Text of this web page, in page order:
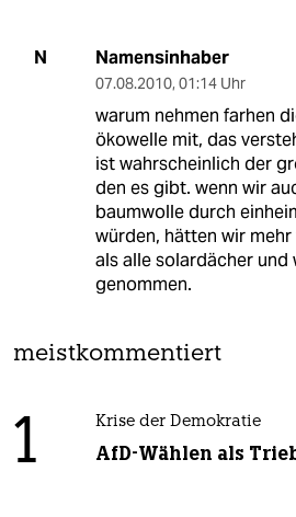
N Namensinhaber
07.08.2010, 01:14 Uhr
warum nehmen farhen
ökowelle mit, das
ist wahrscheinlich der
den es gibt. wenn wir
baumwolle durch
würden, hätten wir
als alle solardächer und
genommen.
meistkommentiert
1 Krise der Demokratie
AfD-Wählen als